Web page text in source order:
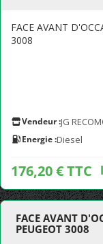
FACE AVANT
3008
Vendeur :JG
Energie :Diesel
176,20 € TTC
FACE AVANT
PEUGEOT 3008